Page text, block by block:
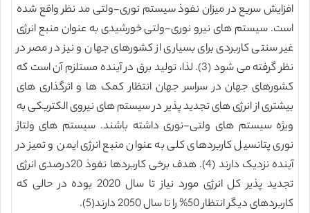
افزایش سریع در میزان نفوذ سیستم نوری-ولتی مد نظر واقع شده
است. سیستم های نیرو نوری-ولتی خورشیدی به عنوان منبع انرژی
غیر سنتی کاربردی برای بسیاری از کشورهای جهان و نیز در مصر در
نظر گرفته می شود (3). لذا، تولید برق در آینده مستلزم آن است که
کشورهای جهان در سراسر جهان انتظار کمک ها و اثرگذاری های
بیشتری از انرژی های تجدید پذیر در سیستم های نیروی الکتریکی به
ویژه سیستم های ولتی-نوری داشته باشند. سیستم های ولتاژ
نوری پتانسیل کاربردهای کلی به عنوان منبع انرژی ایمن و تمیز در
آینده نزدیک دارند (4). هدف برخی کاربردها نفوذ 20درصدی انرژی
تجدید پذیر کل انرژی مورد نیاز تا سال 2020 بوده در حالی که
کاربردهای دیگر انتظار 50% را تا سال 2050 دارند(5).